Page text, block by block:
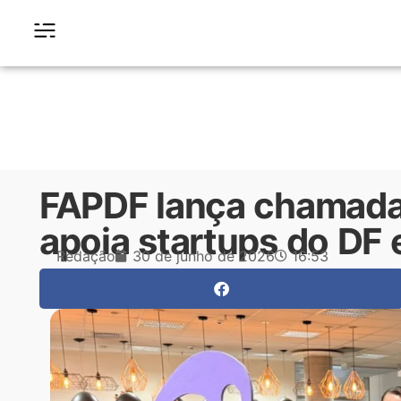
FAPDF lança
apoia startups do DF
Redação 30 de junho de 2026 16:53